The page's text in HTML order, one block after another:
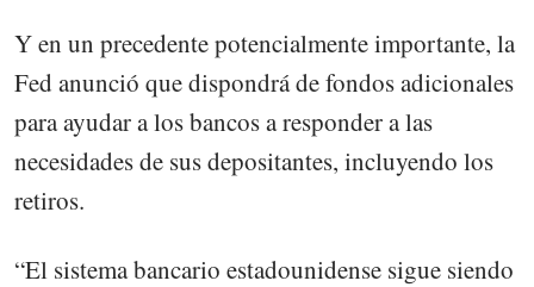
Y en un precedente potencialmente importante, la
Fed anunció que dispondrá de fondos adicionales
para ayudar a los bancos a responder a las
necesidades de sus depositantes, incluyendo los
retiros.
“El sistema bancario estadounidense sigue siendo